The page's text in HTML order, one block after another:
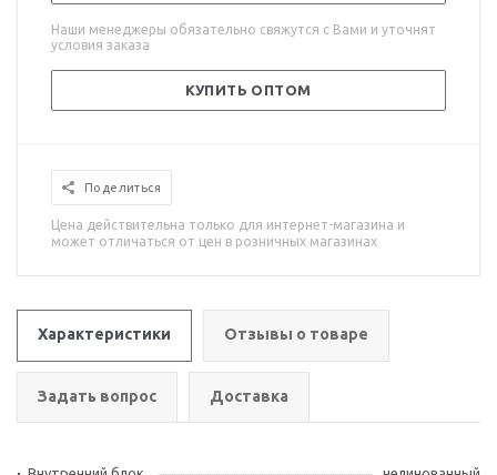
Наши менеджеры обязательно свяжутся с Вами и уточнят
условия заказа
КУПИТЬ ОПТОМ
Поделиться
Цена действительна только для интернет-магазина и
может отличаться от цен в розничных магазинах
Характеристики Отзывы о товаре
Задать вопрос Доставка